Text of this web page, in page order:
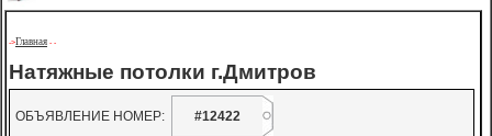
->Главная - -
Натяжные потолки г.Дмитров
ОБЪЯВЛЕНИЕ НОМЕР:
#12422